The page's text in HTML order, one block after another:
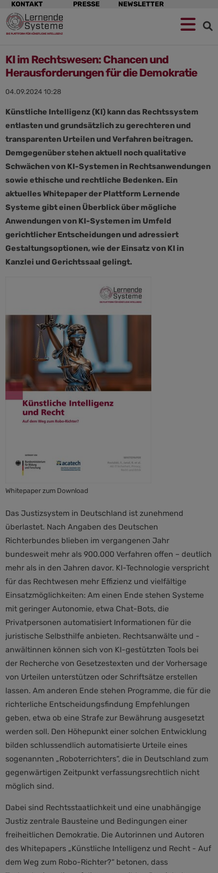
Navigation
überspringen
KONTAKT PRESSE NEWSLETTER
KI im Rechtswesen: Chancen und
Herausforderungen für die Demokratie
04.09.2024 10:28
Künstliche Intelligenz (KI) kann das Rechtssystem
entlasten und grundsätzlich zu gerechteren und
transparenten Urteilen und Verfahren beitragen.
Demgegenüber stehen aktuell noch qualitative
Schwächen von KI-Systemen in Rechtsanwendungen
sowie ethische und rechtliche Bedenken. Ein
aktuelles Whitepaper der Plattform Lernende
Systeme gibt einen Überblick über mögliche
Anwendungen von KI-Systemen im Umfeld
gerichtlicher Entscheidungen und adressiert
Gestaltungsoptionen, wie der Einsatz von KI in
Kanzlei und Gerichtssaal gelingt.
Whitepaper zum Download
Das Justizsystem in Deutschland ist zunehmend
überlastet. Nach Angaben des Deutschen
Richterbundes blieben im vergangenen Jahr
bundesweit mehr als 900.000 Verfahren offen – deutlich
mehr als in den Jahren davor. KI-Technologie verspricht
für das Rechtwesen mehr Effizienz und vielfältige
Einsatzmöglichkeiten: Am einen Ende stehen Systeme
mit geringer Autonomie, etwa Chat-Bots, die
Privatpersonen automatisiert Informationen für die
juristische Selbsthilfe anbieten. Rechtsanwälte und -
anwältinnen können sich von KI-gestützten Tools bei
der Recherche von Gesetzestexten und der Vorhersage
von Urteilen unterstützen oder Schriftsätze erstellen
lassen. Am anderen Ende stehen Programme, die für die
richterliche Entscheidungsfindung Empfehlungen
geben, etwa ob eine Strafe zur Bewährung ausgesetzt
werden soll. Den Höhepunkt einer solchen Entwicklung
bilden schlussendlich automatisierte Urteile eines
sogenannten „Roboterrichters“, die in Deutschland zum
gegenwärtigen Zeitpunkt verfassungsrechtlich nicht
möglich sind.
Dabei sind Rechtsstaatlichkeit und eine unabhängige
Justiz zentrale Bausteine und Bedingungen einer
freiheitlichen Demokratie. Die Autorinnen und Autoren
des Whitepapers „Künstliche Intelligenz und Recht - Auf
dem Weg zum Robo-Richter?“ betonen, dass